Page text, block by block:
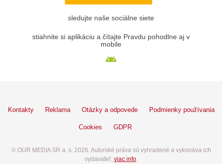
sledujte naše sociálne siete
stiahnite si aplikáciu a čítajte Pravdu pohodlne aj v
mobile
Kontakty Reklama Otázky a odpovede Podmienky používania
Cookies GDPR
© OUR MEDIA SR a. s. 2026. Autorské práva sú vyhradené a vykonáva ich
vydavateľ, viac info.